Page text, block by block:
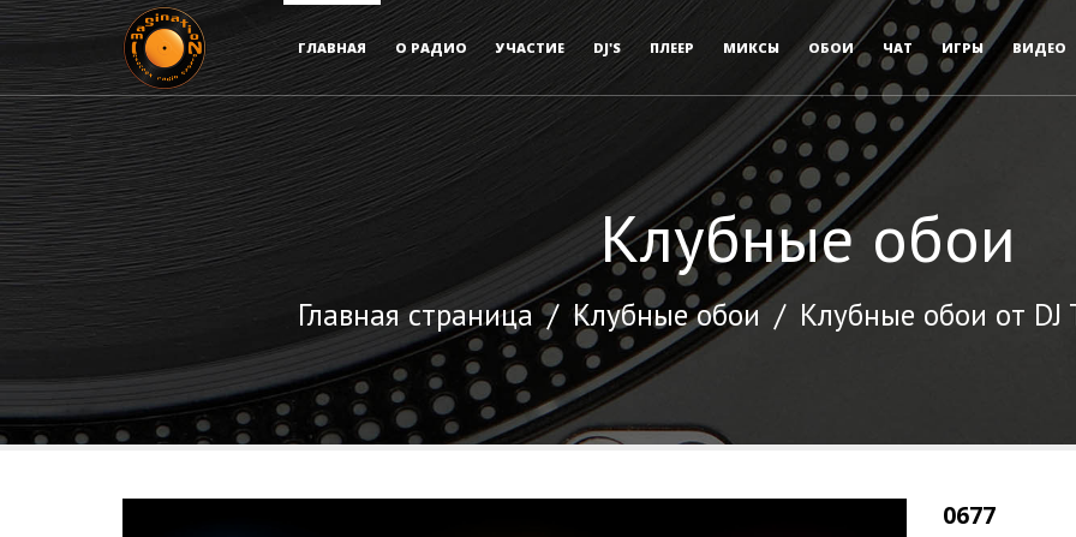
ГЛАВНАЯ О РАДИО УЧАСТИЕ DJ'S ПЛЕЕР МИКСЫ ОБОИ ЧАТ ИГРЫ ВИДЕО
Клубные обои
Главная страница / Клубные обои / Клубные обои от DJ
0677